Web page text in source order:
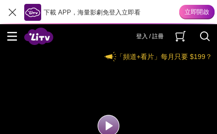
下載 APP，海量影劇免登入立即看
登入 / 註冊
「頻道+看片」每月只要 $199？